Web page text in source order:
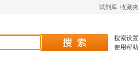
试剂库 收藏夹
搜索设置
使用帮助